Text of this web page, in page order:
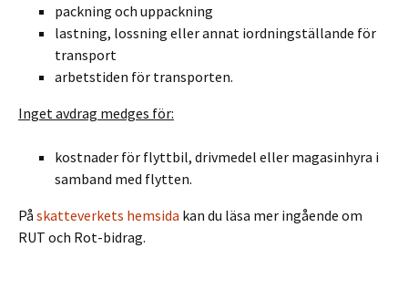
packning och uppackning
lastning, lossning eller annat iordningställande för
transport
arbetstiden för transporten.
Inget avdrag medges för:
kostnader för flyttbil, drivmedel eller magasinhyra i
samband med flytten.
På skatteverkets hemsida kan du läsa mer ingående om
RUT och Rot-bidrag.